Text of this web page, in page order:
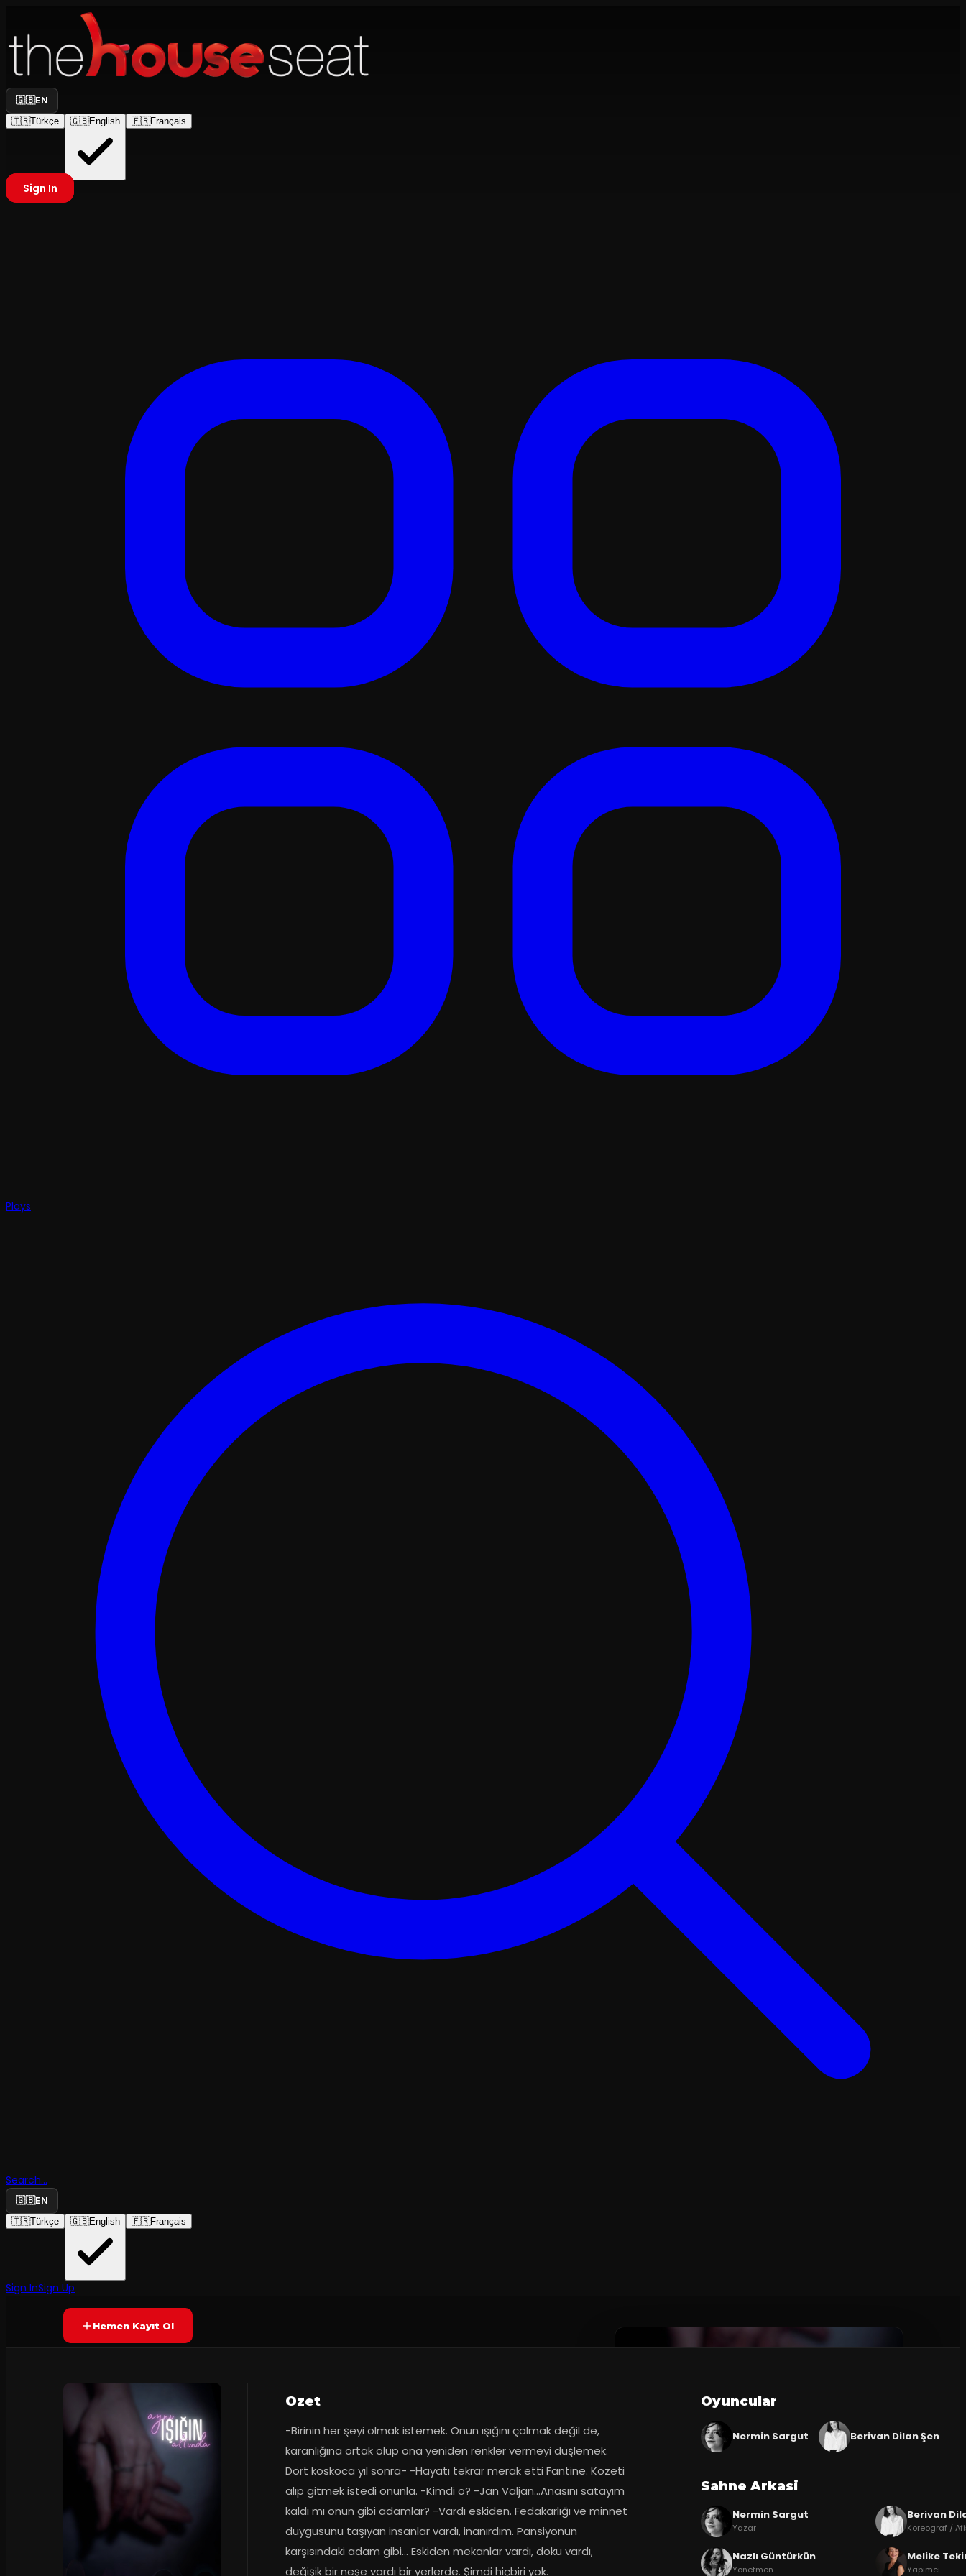
🇬🇧EN
🇹🇷Türkçe 🇬🇧English 🇫🇷Français
Sign In
Plays
Search...
🇬🇧EN
🇹🇷Türkçe 🇬🇧English 🇫🇷Français
Sign InSign Up
Altında
Nim Tiyatro
YAKINDA Yetersiz oy
Hemen Kayıt Ol
Ozet
-Birinin her şeyi olmak istemek. Onun ışığını çalmak değil de,
karanlığına ortak olup ona yeniden renkler vermeyi düşlemek.
Dört koskoca yıl sonra- -Hayatı tekrar merak etti Fantine. Kozeti
alıp gitmek istedi onunla. -Kimdi o? -Jan Valjan…Anasını satayım
kaldı mı onun gibi adamlar? -Vardı eskiden. Fedakarlığı ve minnet
duygusunu taşıyan insanlar vardı, inanırdım. Pansiyonun
karşısındaki adam gibi… Eskiden mekanlar vardı, doku vardı,
değişik bir neşe vardı bir yerlerde. Şimdi hiçbiri yok.
Oyuncular
Nermin Sargut Berivan Dilan Şen
Sahne Arkasi
Nermin Sargut
Yazar
Berivan
Koreograf /
Nazlı Güntürkün
Yönetmen
Melike
Yapımcı